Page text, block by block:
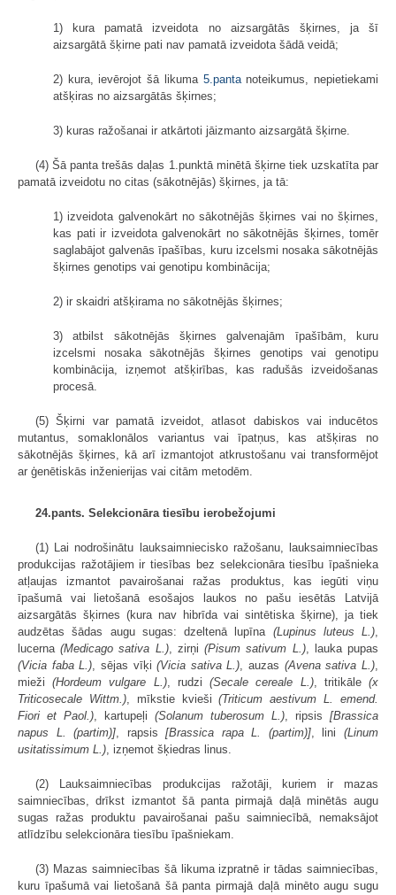
1) kura pamatā izveidota no aizsargātās šķirnes, ja šī
aizsargātā šķirne pati nav pamatā izveidota šādā veidā;
2) kura, ievērojot šā likuma 5.pantanoteikumus, nepietiekami
atšķiras no aizsargātās šķirnes;
3) kuras ražošanai ir atkārtoti jāizmanto aizsargātā šķirne.
(4) Šā panta trešās daļas 1.punktā minētā šķirne tiek uzskatīta par
pamatā izveidotu no citas (sākotnējās) šķirnes, ja tā:
1) izveidota galvenokārt no sākotnējās šķirnes vai no šķirnes,
kas pati ir izveidota galvenokārt no sākotnējās šķirnes, tomēr
saglabājot galvenās īpašības, kuru izcelsmi nosaka sākotnējās
šķirnes genotips vai genotipu kombinācija;
2) ir skaidri atšķirama no sākotnējās šķirnes;
3) atbilst sākotnējās šķirnes galvenajām īpašībām, kuru
izcelsmi nosaka sākotnējās šķirnes genotips vai genotipu
kombinācija, izņemot atšķirības, kas radušās izveidošanas
procesā.
(5) Šķirni var pamatā izveidot, atlasot dabiskos vai inducētos
mutantus, somaklonālos variantus vai īpatņus, kas atšķiras no
sākotnējās šķirnes, kā arī izmantojot atkrustošanu vai transformējot
ar ģenētiskās inženierijas vai citām metodēm.
24.pants. Selekcionāra tiesību ierobežojumi
(1) Lai nodrošinātu lauksaimniecisko ražošanu, lauksaimniecības
produkcijas ražotājiem ir tiesības bez selekcionāra tiesību īpašnieka
atļaujas izmantot pavairošanai ražas produktus, kas iegūti viņu
īpašumā vai lietošanā esošajos laukos no pašu iesētās Latvijā
aizsargātās šķirnes (kura nav hibrīda vai sintētiska šķirne), ja tiek
audzētas šādas augu sugas: dzeltenā lupīna (Lupinus luteus L.),
lucerna(Medicago sativa L.), zirņi(Pisum sativum L.), lauka pupas
(Vicia faba L.), sējas vīķi(Vicia sativa L.), auzas (Avena sativa L.),
mieži(Hordeum vulgare L.), rudzi(Secale cereale L.), tritikāle(x
Triticosecale Wittm.), mīkstie kvieši(Triticum aestivum L. emend.
Fiori et Paol.), kartupeļi (Solanum tuberosum L.), ripsis [Brassica
napus L. (partim)], rapsis[Brassica rapa L. (partim)], lini(Linum
usitatissimum L.), izņemot šķiedras linus.
(2) Lauksaimniecības produkcijas ražotāji, kuriem ir mazas
saimniecības, drīkst izmantot šā panta pirmajā daļā minētās augu
sugas ražas produktu pavairošanai pašu saimniecībā, nemaksājot
atlīdzību selekcionāra tiesību īpašniekam.
(3) Mazas saimniecības šā likuma izpratnē ir tādas saimniecības,
kuru īpašumā vai lietošanā šā panta pirmajā daļā minēto augu sugu